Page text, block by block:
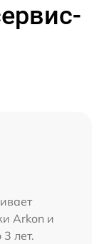
Arkon и
лет.